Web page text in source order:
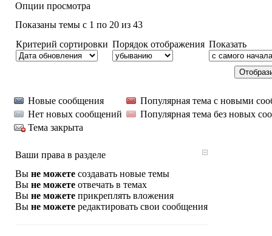
Опции просмотра
Показаны темы с 1 по 20 из 43
Критерий сортировки Порядок отображения Показать
Новые сообщения
Популярная тема с новыми
Нет новых сообщений
Популярная тема без новых
Тема закрыта
Ваши права в разделе
Вы не можете создавать новые темы
Вы не можете отвечать в темах
Вы не можете прикреплять вложения
Вы не можете редактировать свои сообщения